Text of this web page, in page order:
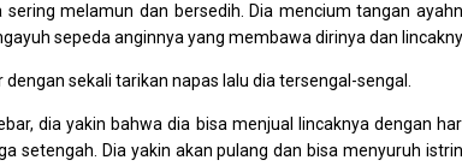
melamun dan bersedih. Dia mencium tangan
sepeda anginnya yang membawa dirinya dan
sekali tarikan napas lalu dia tersengal-sengal.
dia yakin bahwa dia bisa menjual lincaknya dengan
setengah. Dia yakin akan pulang dan bisa menyuruh